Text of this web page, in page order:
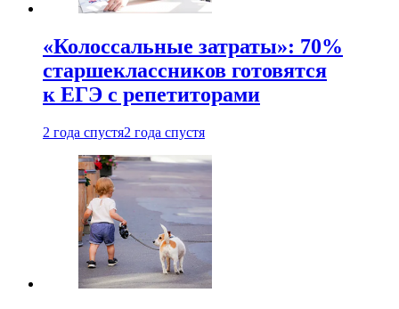
«Колоссальные затраты»: 70%
старшеклассников готовятся
к ЕГЭ с репетиторами
2 года спустя2 года спустя